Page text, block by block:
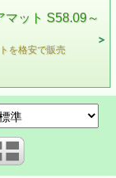
マット S58.09～
を格安で販売